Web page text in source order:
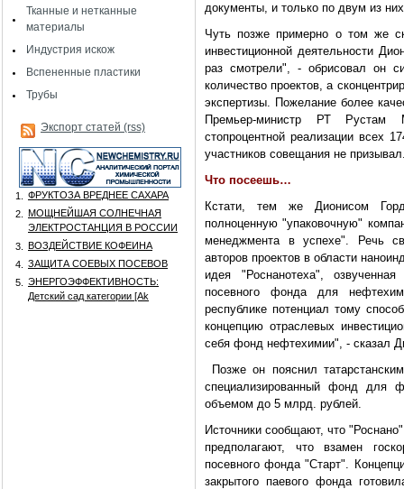
Тканные и нетканные
материалы
Индустрия искож
Вспененные пластики
Трубы
Экспорт статей (rss)
1.
ФРУКТОЗА ВРЕДНЕЕ САХАРА
2.
МОЩНЕЙШАЯ СОЛНЕЧНАЯ
ЭЛЕКТРОСТАНЦИЯ В РОССИИ
3.
ВОЗДЕЙСТВИЕ КОФЕИНА
4.
ЗАЩИТА СОЕВЫХ ПОСЕВОВ
5.
ЭНЕРГОЭФФЕКТИВНОСТЬ:
Детский сад категории [Аk
документы, и только по двум из
Чуть позже примерно о том же
инвестиционной деятельности
раз смотрели", - обрисовал он
количество проектов, а
экспертизы. Пожелание более
Премьер-министр РТ Рустам
стопроцентной реализации всех
участников совещания не
Что посеешь…
Кстати, тем же Дионисом
полноценную "упаковочную"
менеджмента в успехе". Речь
авторов проектов в области
идея "Роснанотеха",
посевного фонда для
республике потенциал тому
концепцию отраслевых
себя фонд нефтехимии", - сказал
Позже он пояснил
специализированный фонд для
объемом до 5 млрд. рублей.
Источники сообщают, что
предполагают, что взамен
посевного фонда "Старт".
закрытого паевого фонда